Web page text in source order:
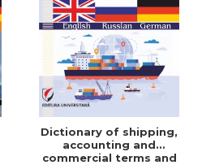
Dictionary of shipping,
accounting and
commercial terms and